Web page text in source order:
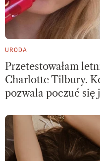
URODA
Przetestowałam
Charlotte Tilbury.
pozwala poczuć się